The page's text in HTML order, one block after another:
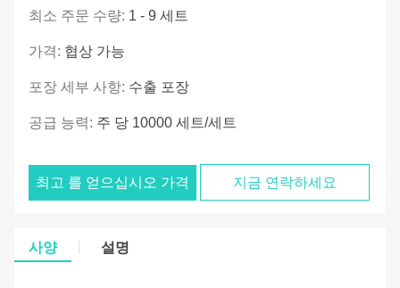
최소 주문 수량: 1 - 9 세트
가격: 협상 가능
포장 세부 사항: 수출 포장
공급 능력: 주 당 10000 세트/세트
최고 를 얻으십시오 가격 지금 연락하세요
사양 설명